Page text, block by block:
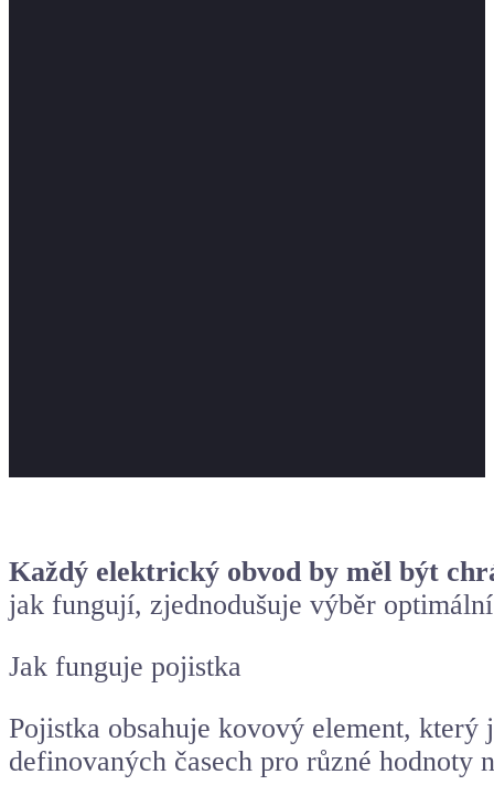
Každý elektrický obvod by měl být
jak fungují, zjednodušuje výběr
Jak funguje pojistka
Pojistka obsahuje kovový element,
definovaných časech pro různé hodnoty